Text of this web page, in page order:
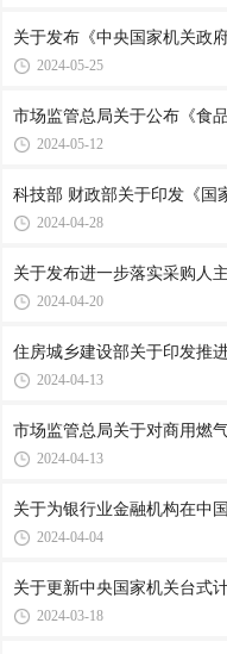
关于发布《中央国家机关政
2024-05-25
市场监管总局关于公布《食
2024-05-12
科技部 财政部关于印发《国
2024-04-28
关于发布进一步落实采购人
2024-04-20
住房城乡建设部关于印发推
2024-04-13
市场监管总局关于对商用燃
2024-04-13
关于为银行业金融机构在中
2024-04-04
关于更新中央国家机关台式
2024-03-18